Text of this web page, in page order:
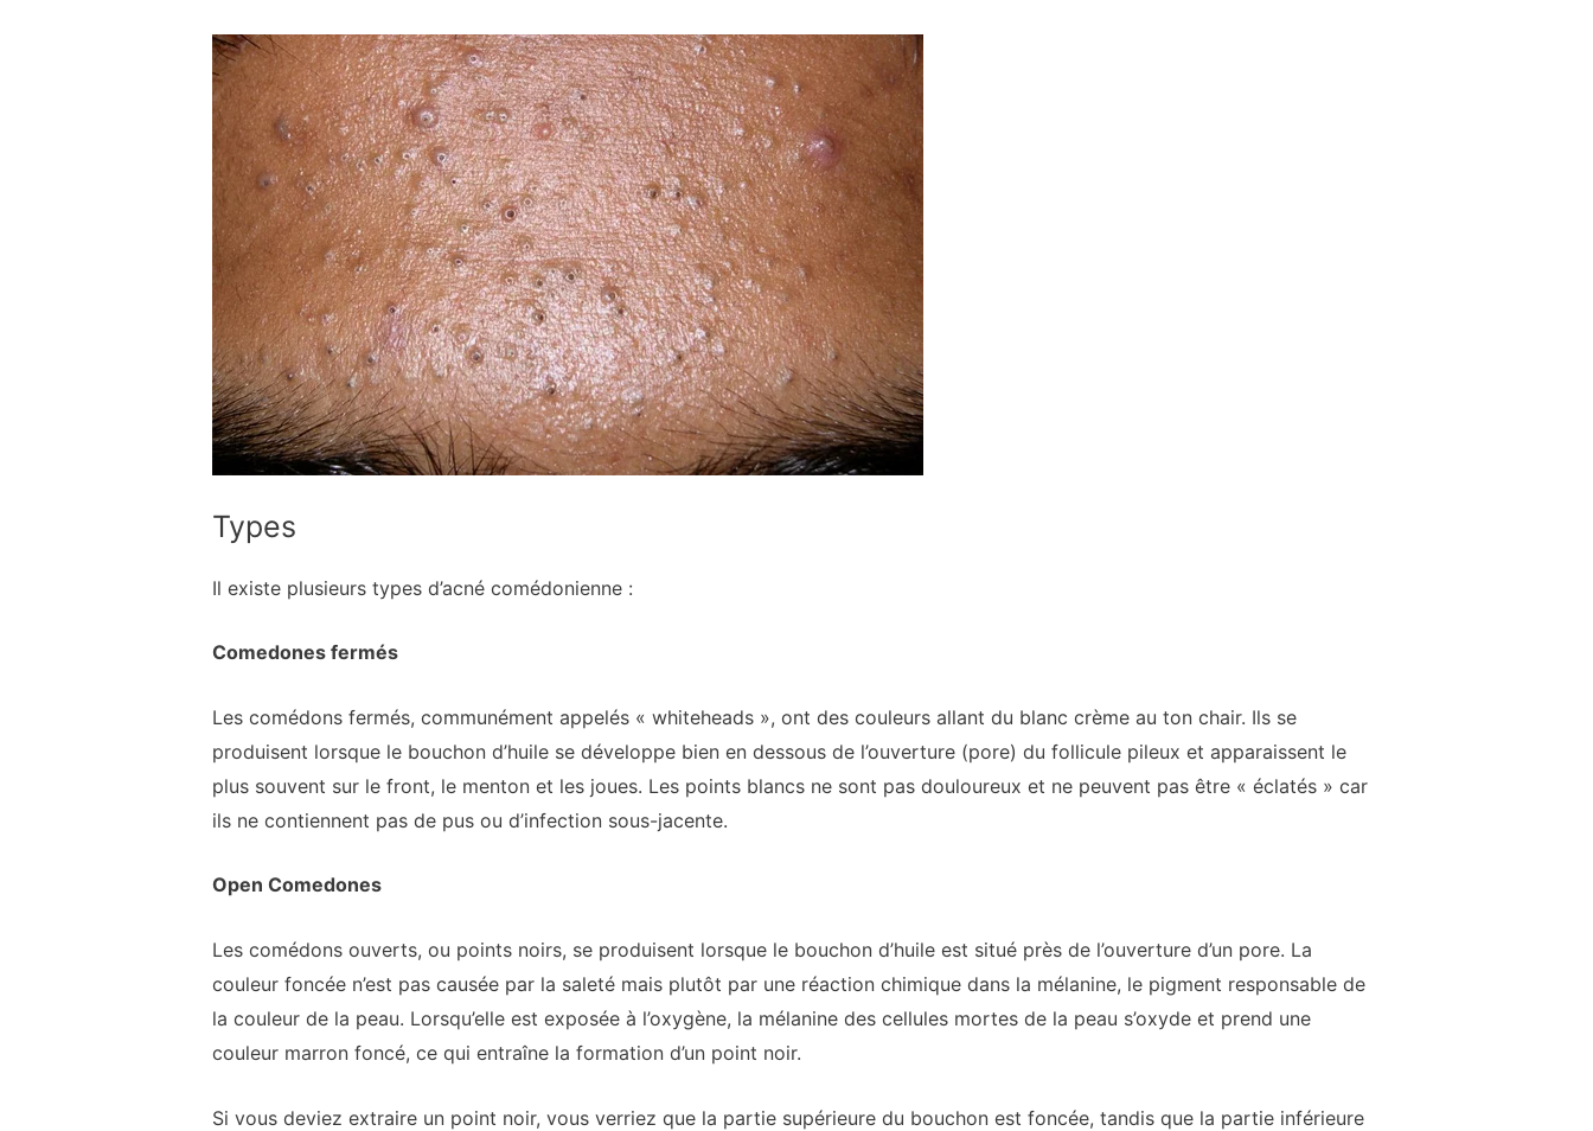
Types
Il existe plusieurs types d’acné comédonienne :
Comedones fermés
Les comédons fermés, communément appelés « whiteheads », ont des couleurs allant du blanc crème au ton chair. Ils se
produisent lorsque le bouchon d’huile se développe bien en dessous de l’ouverture (pore) du follicule pileux et apparaissent le
plus souvent sur le front, le menton et les joues. Les points blancs ne sont pas douloureux et ne peuvent pas être « éclatés » car
ils ne contiennent pas de pus ou d’infection sous-jacente.
Open Comedones
Les comédons ouverts, ou points noirs, se produisent lorsque le bouchon d’huile est situé près de l’ouverture d’un pore. La
couleur foncée n’est pas causée par la saleté mais plutôt par une réaction chimique dans la mélanine, le pigment responsable de
la couleur de la peau. Lorsqu’elle est exposée à l’oxygène, la mélanine des cellules mortes de la peau s’oxyde et prend une
couleur marron foncé, ce qui entraîne la formation d’un point noir.
Si vous deviez extraire un point noir, vous verriez que la partie supérieure du bouchon est foncée, tandis que la partie inférieure